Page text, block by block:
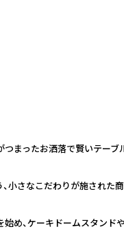
まったお洒落で賢いテーブ
小さなこだわりが施された商
め、ケーキドームスタン